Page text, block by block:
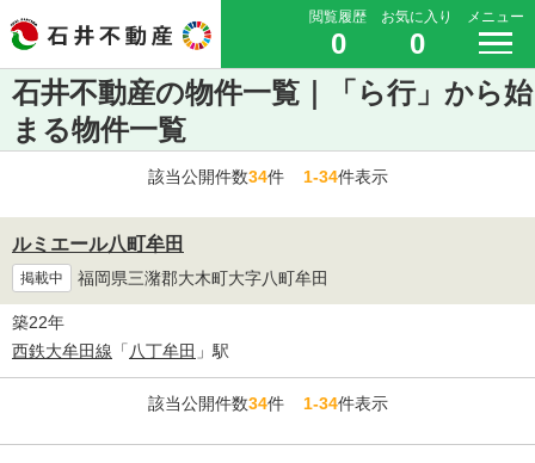
閲覧履歴
0
お気に入り
0
メニュー
石井不動産の物件一覧｜「ら行」から始
まる物件一覧
該当公開件数34件1-34件表示
ルミエール八町牟田
掲載中 福岡県三潴郡大木町大字八町牟田
築22年
西鉄大牟田線 「 八丁牟田 」駅
該当公開件数34件1-34件表示